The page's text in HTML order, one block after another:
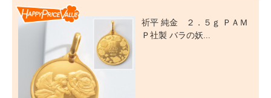
祈平 純金 ２．５ｇ ＰＡＭ
Ｐ社製 バラの妖...